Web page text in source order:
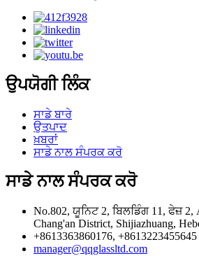
ਉਪਯੋਗੀ ਲਿੰਕ
ਸਾਡੇ ਬਾਰੇ
ਉਤਪਾਦ
ਖ਼ਬਰਾਂ
ਸਾਡੇ ਨਾਲ ਸੰਪਰਕ ਕਰੋ
ਸਾਡੇ ਨਾਲ ਸੰਪਰਕ ਕਰੋ
No.802, ਯੂਨਿਟ 2, ਬਿਲਡਿੰਗ 11, ਫੇਜ਼ 2,
Chang'an District, Shijiazhuang,
+8613363860176, +8613223455645
manager@qqglassltd.com